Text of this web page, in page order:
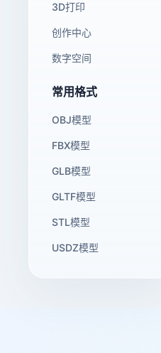
3D打印
创作中心
数字空间
常用格式
OBJ模型
FBX模型
GLB模型
GLTF模型
STL模型
USDZ模型